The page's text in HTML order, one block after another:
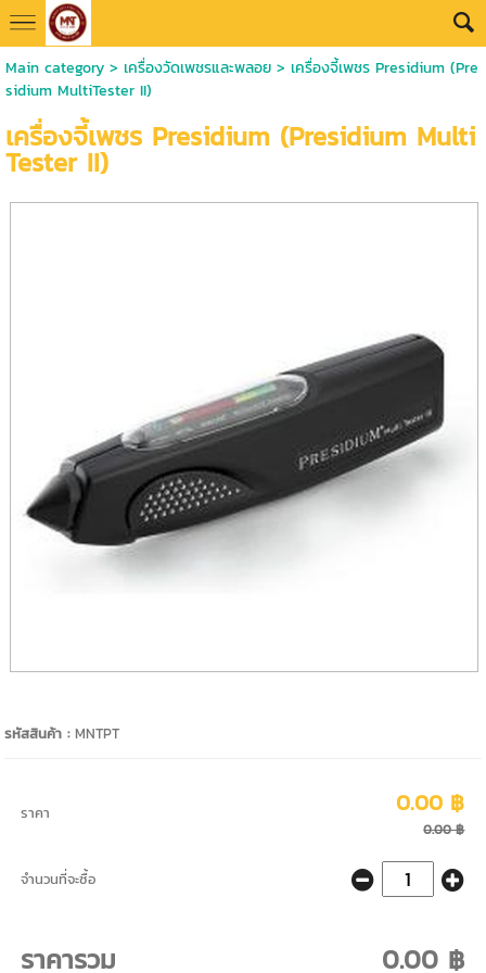
Main category> เครื่องวัดเพชรและพลอย> เครื่องจี้เพชร Presidium (Pre
sidium MultiTester II)
เครื่องจี้เพชร Presidium (Presidium Multi
Tester II)
รหัสสินค้า :MNTPT
ราคา 0.00 ฿
0.00 ฿
จำนวนที่จะซื้อ
ราคารวม 0.00 ฿